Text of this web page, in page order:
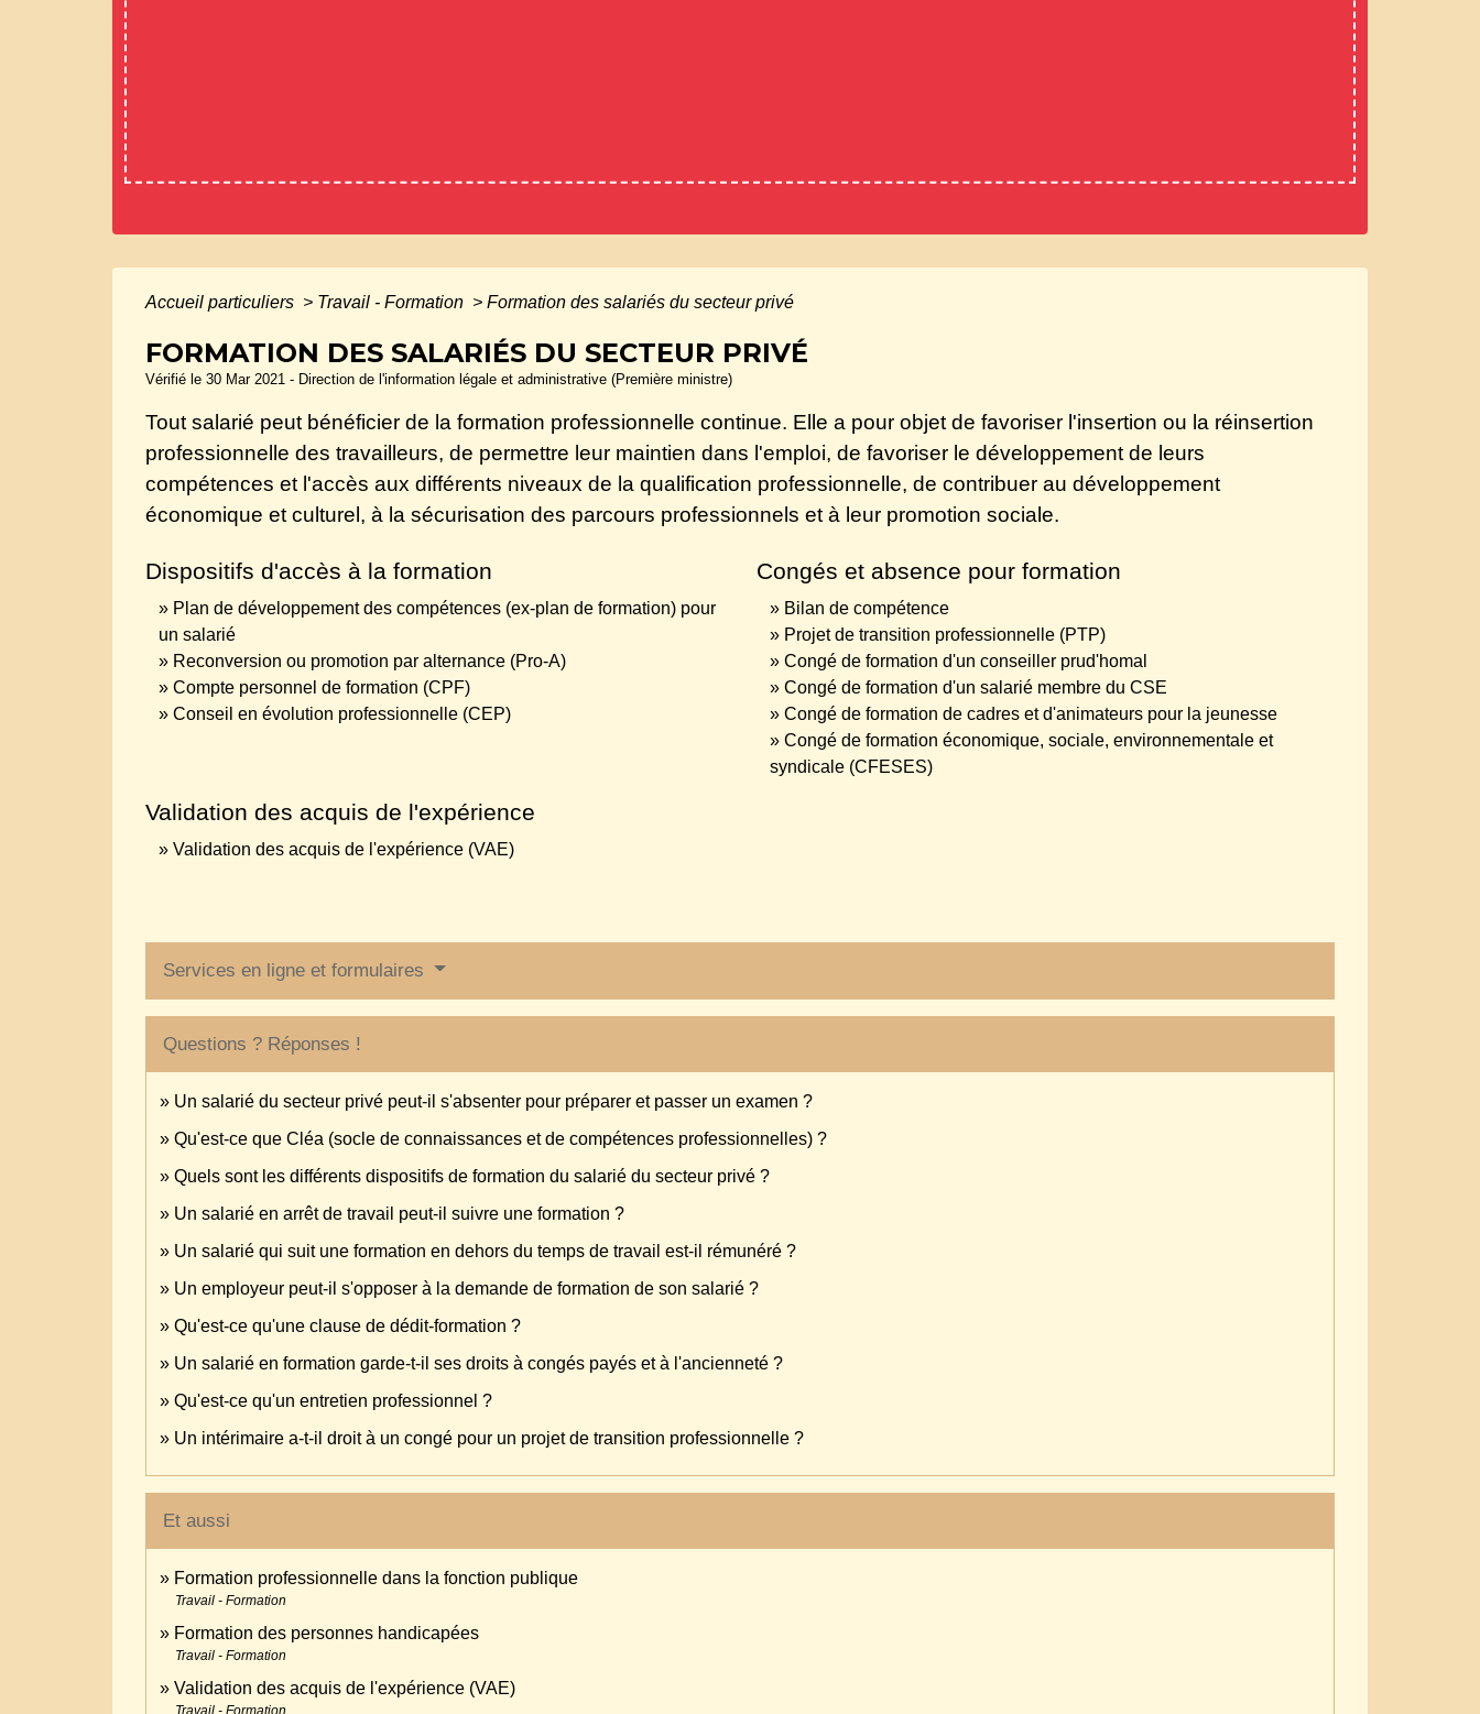
Accueil particuliers > Travail - Formation > Formation des salariés du secteur privé
FORMATION DES SALARIÉS DU SECTEUR PRIVÉ
Vérifié le 30 Mar 2021 - Direction de l'information légale et administrative (Première ministre)
Tout salarié peut bénéficier de la formation professionnelle continue. Elle a pour objet de favoriser l'insertion ou la réinsertion
professionnelle des travailleurs, de permettre leur maintien dans l'emploi, de favoriser le développement de leurs
compétences et l'accès aux différents niveaux de la qualification professionnelle, de contribuer au développement
économique et culturel, à la sécurisation des parcours professionnels et à leur promotion sociale.
Dispositifs d'accès à la formation
Plan de développement des compétences (ex-plan de formation) pour
un salarié
Reconversion ou promotion par alternance (Pro-A)
Compte personnel de formation (CPF)
Conseil en évolution professionnelle (CEP)
Congés et absence pour formation
Bilan de compétence
Projet de transition professionnelle (PTP)
Congé de formation d'un conseiller prud'homal
Congé de formation d'un salarié membre du CSE
Congé de formation de cadres et d'animateurs pour la jeunesse
Congé de formation économique, sociale, environnementale et
syndicale (CFESES)
Validation des acquis de l'expérience
Validation des acquis de l'expérience (VAE)
Services en ligne et formulaires
Questions ? Réponses !
Un salarié du secteur privé peut-il s'absenter pour préparer et passer un examen ?
Qu'est-ce que Cléa (socle de connaissances et de compétences professionnelles) ?
Quels sont les différents dispositifs de formation du salarié du secteur privé ?
Un salarié en arrêt de travail peut-il suivre une formation ?
Un salarié qui suit une formation en dehors du temps de travail est-il rémunéré ?
Un employeur peut-il s'opposer à la demande de formation de son salarié ?
Qu'est-ce qu'une clause de dédit-formation ?
Un salarié en formation garde-t-il ses droits à congés payés et à l'ancienneté ?
Qu'est-ce qu'un entretien professionnel ?
Un intérimaire a-t-il droit à un congé pour un projet de transition professionnelle ?
Et aussi
Formation professionnelle dans la fonction publique
Travail - Formation
Formation des personnes handicapées
Travail - Formation
Validation des acquis de l'expérience (VAE)
Travail - Formation